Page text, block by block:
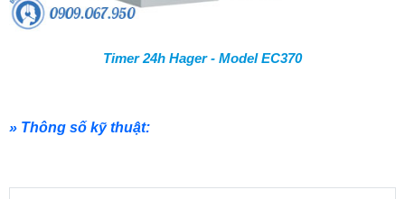
Timer 24h Hager - Model EC370
» Thông số kỹ thuật: